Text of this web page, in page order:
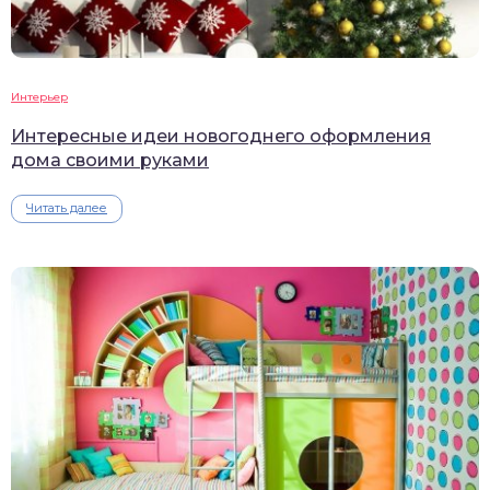
Интерьер
Интересные идеи новогоднего оформления
дома своими руками
Читать далее